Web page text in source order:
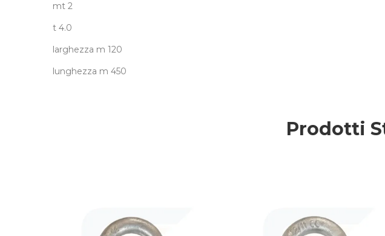
mt 2
t 4.0
larghezza m 120
lunghezza m 450
Prodotti